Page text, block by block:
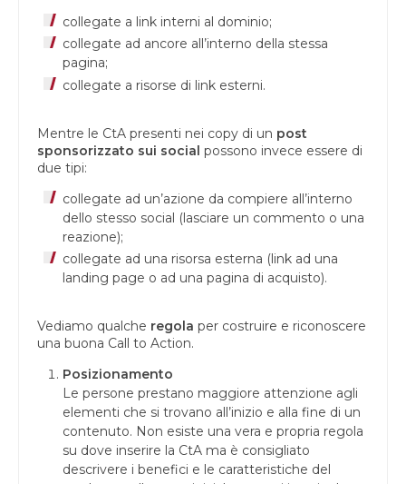
collegate a link interni al dominio;
collegate ad ancore all’interno della stessa
pagina;
collegate a risorse di link esterni.
Mentre le CtA presenti nei copy di un post
sponsorizzato sui social possono invece essere di
due tipi:
collegate ad un’azione da compiere all’interno
dello stesso social (lasciare un commento o una
reazione);
collegate ad una risorsa esterna (link ad una
landing page o ad una pagina di acquisto).
Vediamo qualche regola per costruire e riconoscere
una buona Call to Action.
Posizionamento
Le persone prestano maggiore attenzione agli
elementi che si trovano all’inizio e alla fine di un
contenuto. Non esiste una vera e propria regola
su dove inserire la CtA ma è consigliato
descrivere i benefici e le caratteristiche del